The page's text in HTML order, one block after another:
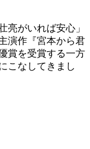
亮がいれば安心」
演作『宮本から君
賞を受賞する一方
こなしてきまし